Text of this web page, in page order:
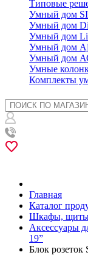
Типовые
Умный дом
Умный дом
Умный дом
Умный дом
Умный дом
Умные
Комплекты
Главная
Каталог
Шкафы, щиты
Аксессуары
19”
Блок